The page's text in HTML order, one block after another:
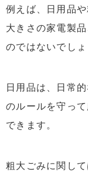
例えば、日用品
大きさの家電製
のではないでしょ
日用品は、日常
のルールを守っ
できます。
粗大ごみに関し